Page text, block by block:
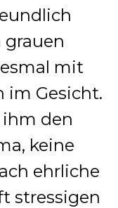
mit
im Gesicht.
den
keine
ehrliche
stressigen